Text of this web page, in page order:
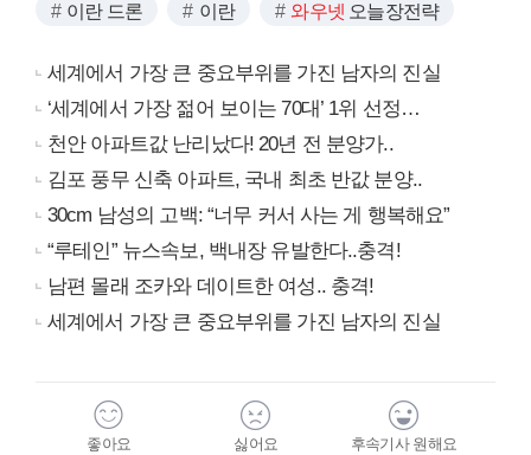
이란 드론 이란 와우넷 오늘장전략
세계에서 가장 큰 중요부위를 가진 남자의 진실
‘세계에서 가장 젊어 보이는 70대’ 1위 선정…
천안 아파트값 난리났다! 20년 전 분양가..
김포 풍무 신축 아파트, 국내 최초 반값 분양..
30cm 남성의 고백: “너무 커서 사는 게 행복해요”
“루테인” 뉴스속보, 백내장 유발한다..충격!
남편 몰래 조카와 데이트한 여성.. 충격!
세계에서 가장 큰 중요부위를 가진 남자의 진실
좋아요
싫어요
후속기사 원해요